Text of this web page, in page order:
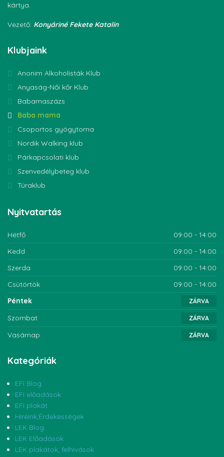
kártya.
Vezető: Konyáriné Fekete Katalin
Klubjaink
Anonim Alkoholisták Klub
Anyaság-Női kőr Klub
Babamaszázs
Baba mama
Csoportos gyógytorna
Nordik Walking klub
Párkapcsolati klub
Szenvedélybeteg klub
Túraklub
Nyitvatartás
Hétfő
09:00 - 14:00
Kedd
09:00 - 14:00
Szerda
09:00 - 14:00
Csütörtök
09:00 - 14:00
Péntek
ZÁRVA
Szombat ZÁRVA
Vasárnap ZÁRVA
Kategóriák
EFI Blog
EFI előadások
EFI plakát
Híreink,Érdekességek
LEK Blog
LEK Előadások
LEK plakátok, felhívások